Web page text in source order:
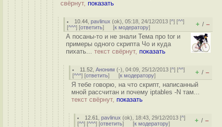
свёрнут, показать
10.44 ,pavlinux (ok), 05:18, 24/12/2013 [^] [^^]
[^^^] [ответить] [к модератору] + / –
А посаны-то и не знали Тема про tor и
примеры одного скрипта Чо и куда
пихать... текст свёрнут, показать
11.52 ,Аноним (-), 04:09, 25/12/2013 [^] [^^]
[^^^] [ответить] [к модератору] + / –
Я тебе говорю, на что скрипт, написанный
мной рассчитан и почему iptables -N там...
текст свёрнут, показать
12.61 ,pavlinux (ok), 18:43, 29/12/2013 [^]
[^^] [^^^] [ответить] [к модератору] + / –